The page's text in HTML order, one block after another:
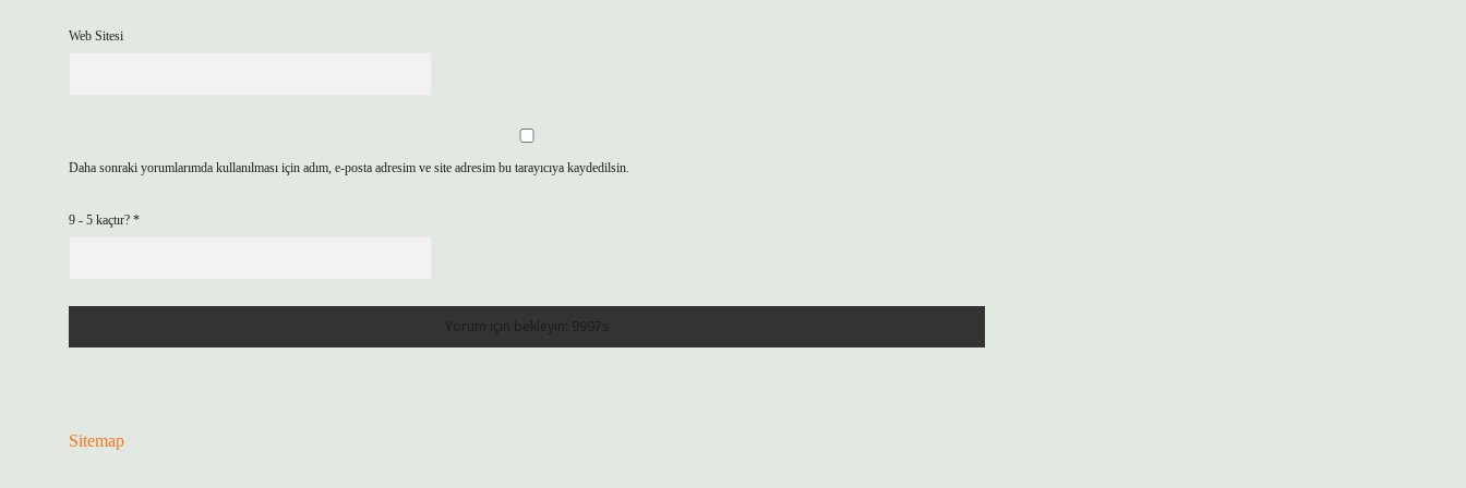
Web Sitesi
Daha sonraki yorumlarımda kullanılması için adım, e-posta adresim ve site adresim bu tarayıcıya kaydedilsin.
9 - 5 kaçtır? *
Sitemap